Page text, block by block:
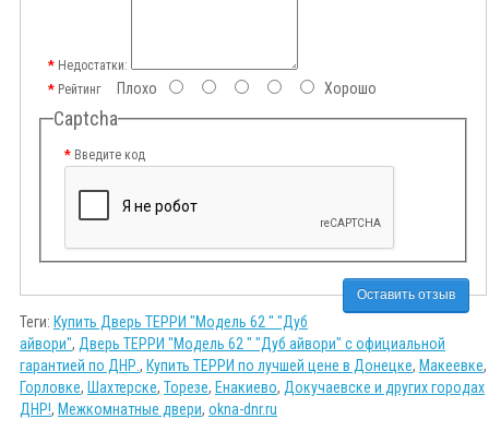
Недостатки:
РейтингПлохо Хорошо
Captcha
Введите код
Оставить отзыв
Теги: Купить Дверь ТЕРРИ "Модель 62 " "Дуб
айвори", Дверь ТЕРРИ "Модель 62 " "Дуб айвори" с официальной
гарантией по ДНР. , Купить ТЕРРИ по лучшей цене в Донецке, Макеевке,
Горловке, Шахтерске, Торезе, Енакиево, Докучаевске и других городах
ДНР!, Межкомнатные двери, okna-dnr.ru